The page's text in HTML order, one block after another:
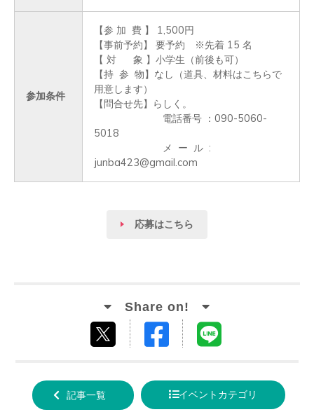
参加条件
【参 加  費 】 1,500円
【事前予約】 要予約　※先着 15 名
【 対      象 】小学生（前後も可）
【持  参  物】なし（道具、材料はこちらで
用意します）
【問合せ先】らしく。
電話番号 ：090-5060-
5018
メ  ー  ル  :
応募はこちら
する
Facebook
る
記事一覧 イベントカテゴリ